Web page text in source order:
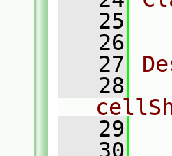
   25
   26
   27
   28
   29
   30